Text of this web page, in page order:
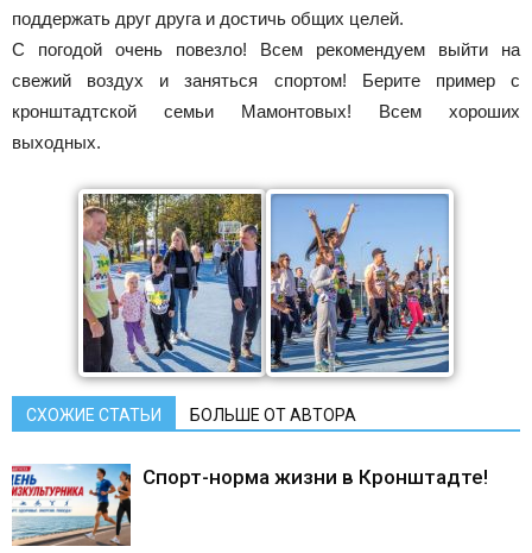
поддержать друг друга и достичь общих целей.
С погодой очень повезло! Всем рекомендуем выйти на
свежий воздух и заняться спортом! Берите пример с
кронштадтской семьи Мамонтовых! Всем хороших
выходных.
СХОЖИЕ СТАТЬИ БОЛЬШЕ ОТ АВТОРА
Спорт-норма жизни в Кронштадте!